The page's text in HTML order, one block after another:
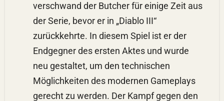
verschwand der Butcher für einige Zeit aus
der Serie, bevor er in „Diablo III“
zurückkehrte. In diesem Spiel ist er der
Endgegner des ersten Aktes und wurde
neu gestaltet, um den technischen
Möglichkeiten des modernen Gameplays
gerecht zu werden. Der Kampf gegen den